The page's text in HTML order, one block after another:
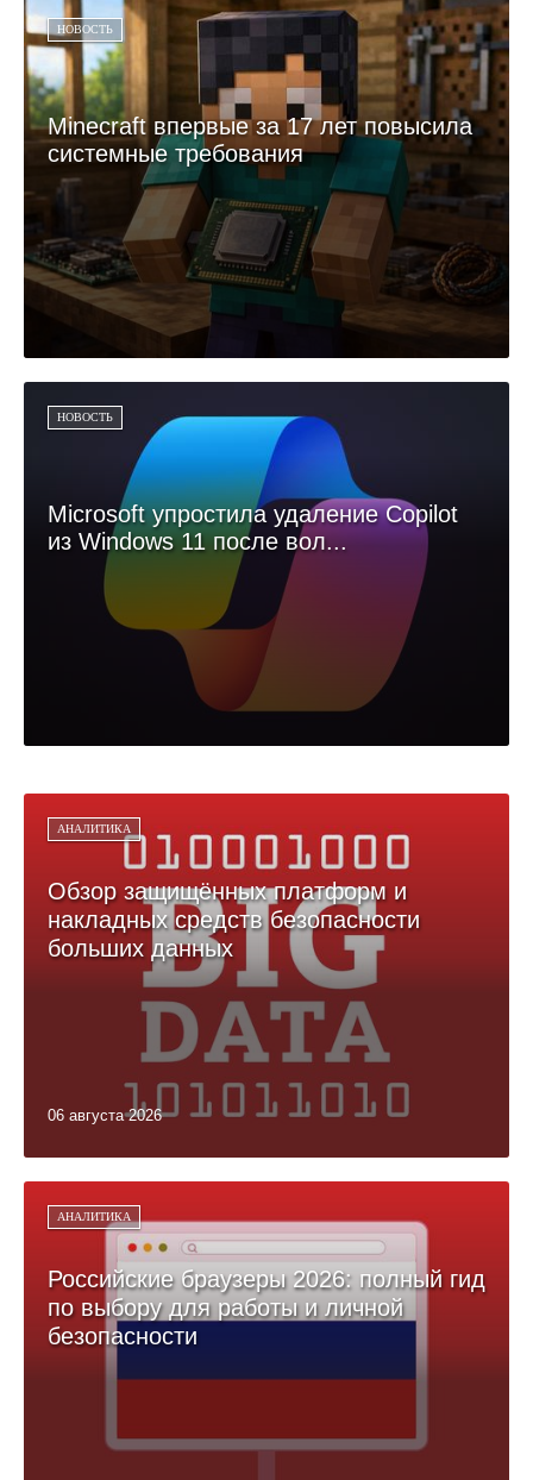
НОВОСТЬ
Minecraft впервые за 17 лет повысила
системные требования
НОВОСТЬ
Microsoft упростила удаление Copilot
из Windows 11 после вол...
АНАЛИТИКА
Обзор защищённых платформ и
накладных средств безопасности
больших данных
06 августа 2026
АНАЛИТИКА
Российские браузеры 2026: полный гид
по выбору для работы и личной
безопасности